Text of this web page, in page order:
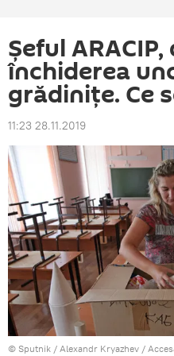
Șeful
închiderea
grădinițe. Ce
11:23 28.11.2019
© Sputnik / Alexandr Kryazhev /